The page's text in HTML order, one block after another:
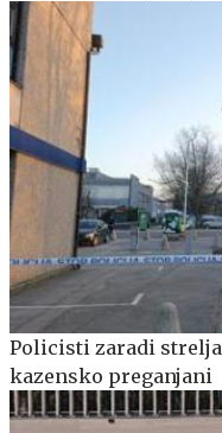
Policisti zaradi
kazensko preganjani